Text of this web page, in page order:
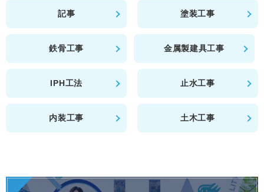
記事 塗装工事
鉄骨工事 金属製建具工事
IPH工法 止水工事
内装工事 土木工事